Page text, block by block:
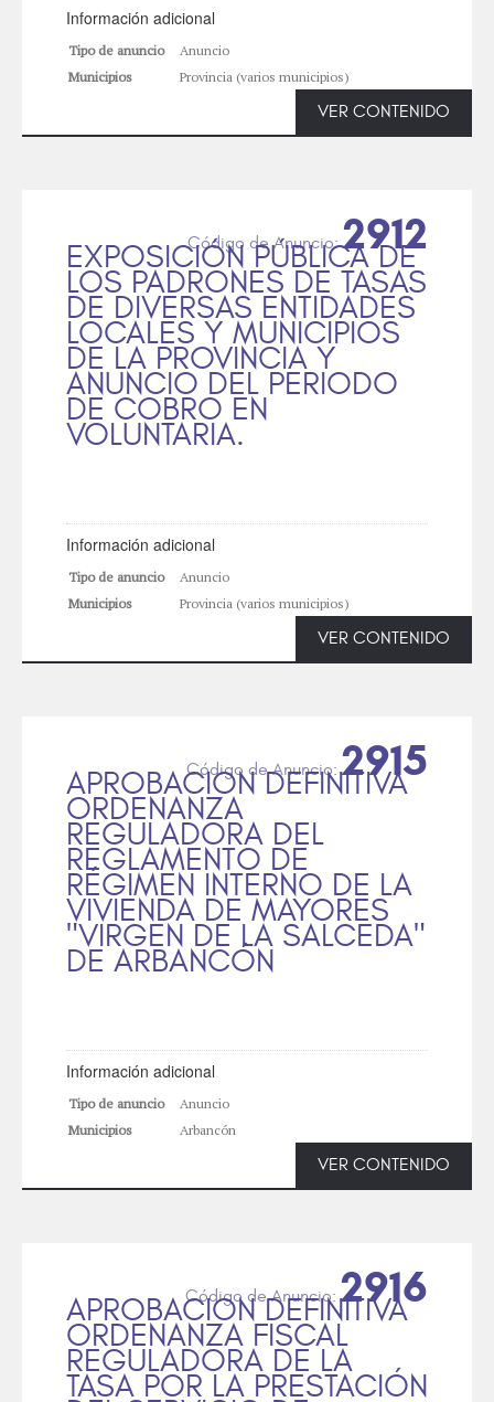
Información adicional
Tipo de anuncio
Anuncio
Municipios
Provincia (varios municipios)
VER CONTENIDO
EXPOSICIÓN PÚBLICA DE
LOS PADRONES DE TASAS
DE DIVERSAS ENTIDADES
LOCALES Y MUNICIPIOS
DE LA PROVINCIA Y
ANUNCIO DEL PERIODO
DE COBRO EN
VOLUNTARIA.
2912
Información adicional
Tipo de anuncio
Anuncio
Municipios
Provincia (varios municipios)
VER CONTENIDO
APROBACION DEFINITIVA
ORDENANZA
REGULADORA DEL
REGLAMENTO DE
RÉGIMEN INTERNO DE LA
VIVIENDA DE MAYORES
"VIRGEN DE LA SALCEDA"
DE ARBANCÓN
2915
Información adicional
Tipo de anuncio
Anuncio
Municipios
Arbancón
VER CONTENIDO
APROBACION DEFINITIVA
ORDENANZA FISCAL
REGULADORA DE LA
TASA POR LA PRESTACIÓN
2916